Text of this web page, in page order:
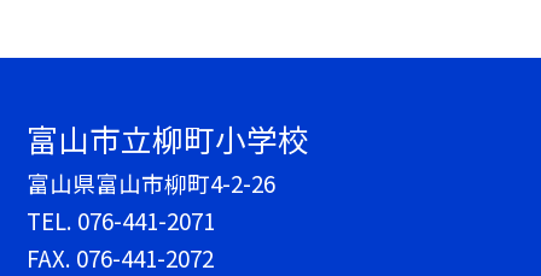
富山市立柳町小学校
富山県富山市柳町4-2-26
TEL. 076-441-2071
FAX. 076-441-2072